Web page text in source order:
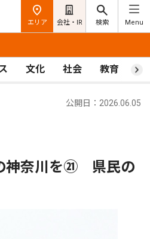
エリア 会社・IR 検索 Menu
文化 社会 教育 ス
公開日：2026.06.05
神奈川を㉑ 県民の